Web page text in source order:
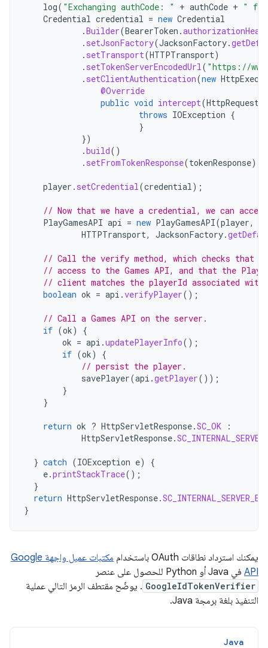
log( "Exchanging authCode: " + authCode + " for
Credential credential = new Credential
.Builder(BearerToken .
. setJsonFactory(JacksonFactory.
. setTransport(HTTPTransport)
. setTokenServerEncodedUrl( "https://
. setClientAuthentication(new
@Override
public void intercept(HttpRequest
throws IOException {
}
})
.build()
. setFromTokenResponse(tokenResponse);
player . setCredential(credential);
// Now that we have a credential, we can
PlayGamesAPI api = new PlayGamesAPI(player,
HTTPTransport, JacksonFactory.
// Call the verify method, which checks that
// access to the Games API, and that the
// client matches the playerId associated with
boolean ok = api .verifyPlayer();
// Call a Games API on the server.
if (ok)
{
ok = api .updatePlayerInfo();
if (ok)
{
// persist the player.
savePlayer(api .getPlayer());
}
}
return ok ? HttpServletResponse.SC_OK
:
HttpServletResponse.
} catch (IOException e)
{
e.printStackTrace();
}
return HttpServletResponse.
}
يمكنك استرداد نطاقات OAuth باستخدام
مكتبات عميل واجهة Google
API في Java أو Python للحصول على عنصر
GoogleIdTokenVerifier . يوضّح مقتطف الرمز التالي عملية
التنفيذ بلغة برمجة Java.
Java